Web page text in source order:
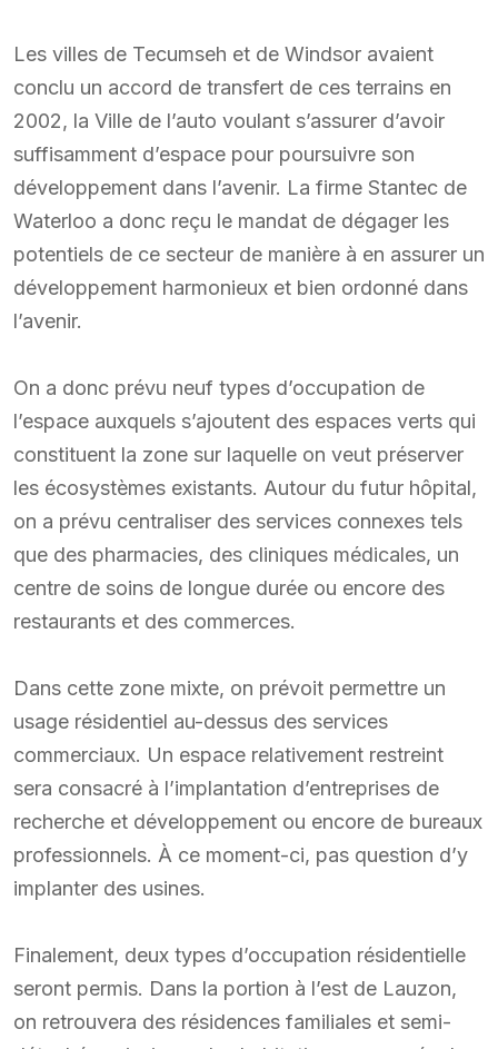
Les villes de Tecumseh et de Windsor avaient
conclu un accord de transfert de ces terrains en
2002, la Ville de l’auto voulant s’assurer d’avoir
suffisamment d’espace pour poursuivre son
développement dans l’avenir. La firme Stantec de
Waterloo a donc reçu le mandat de dégager les
potentiels de ce secteur de manière à en assurer un
développement harmonieux et bien ordonné dans
l’avenir.
On a donc prévu neuf types d’occupation de
l’espace auxquels s’ajoutent des espaces verts qui
constituent la zone sur laquelle on veut préserver
les écosystèmes existants. Autour du futur hôpital,
on a prévu centraliser des services connexes tels
que des pharmacies, des cliniques médicales, un
centre de soins de longue durée ou encore des
restaurants et des commerces.
Dans cette zone mixte, on prévoit permettre un
usage résidentiel au-dessus des services
commerciaux. Un espace relativement restreint
sera consacré à l’implantation d’entreprises de
recherche et développement ou encore de bureaux
professionnels. À ce moment-ci, pas question d’y
implanter des usines.
Finalement, deux types d’occupation résidentielle
seront permis. Dans la portion à l’est de Lauzon,
on retrouvera des résidences familiales et semi-